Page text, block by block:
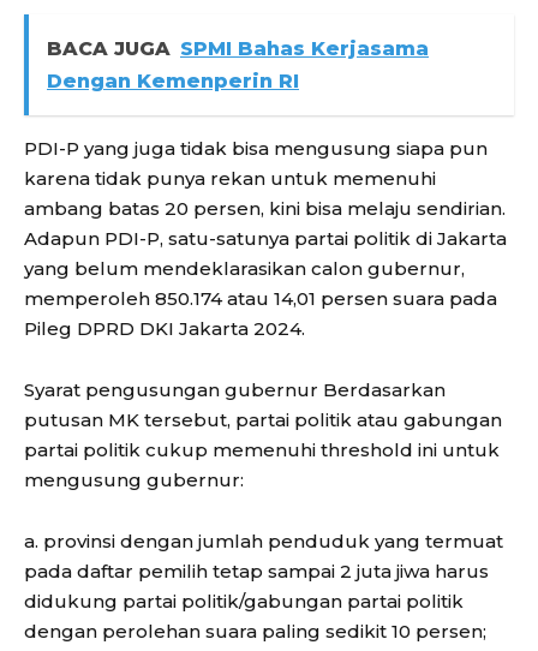
BACA JUGA SPMI Bahas Kerjasama
Dengan Kemenperin RI
PDI-P yang juga tidak bisa mengusung siapa pun
karena tidak punya rekan untuk memenuhi
ambang batas 20 persen, kini bisa melaju sendirian.
Adapun PDI-P, satu-satunya partai politik di Jakarta
yang belum mendeklarasikan calon gubernur,
memperoleh 850.174 atau 14,01 persen suara pada
Pileg DPRD DKI Jakarta 2024.
Syarat pengusungan gubernur Berdasarkan
putusan MK tersebut, partai politik atau gabungan
partai politik cukup memenuhi threshold ini untuk
mengusung gubernur:
a. provinsi dengan jumlah penduduk yang termuat
pada daftar pemilih tetap sampai 2 juta jiwa harus
didukung partai politik/gabungan partai politik
dengan perolehan suara paling sedikit 10 persen;